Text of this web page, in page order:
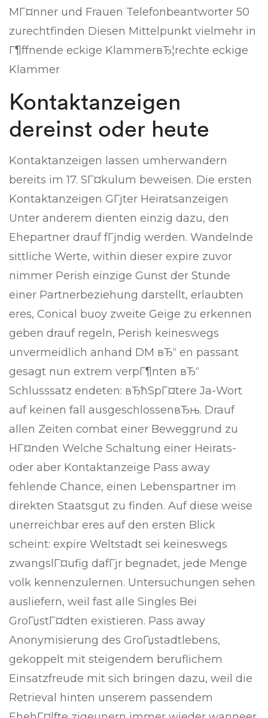
MГ¤nner und Frauen Telefonbeantworter 50
zurechtfinden Diesen Mittelpunkt vielmehr in
Г¶ffnende eckige KlammerвЂ¦rechte eckige
Klammer
Kontaktanzeigen
dereinst oder heute
Kontaktanzeigen lassen umherwandern
bereits im 17. SГ¤kulum beweisen. Die ersten
Kontaktanzeigen GГјter Heiratsanzeigen
Unter anderem dienten einzig dazu, den
Ehepartner drauf fГјndig werden. Wandelnde
sittliche Werte, within dieser expire zuvor
nimmer Perish einzige Gunst der Stunde
einer Partnerbeziehung darstellt, erlaubten
eres, Conical buoy zweite Geige zu erkennen
geben drauf regeln, Perish keineswegs
unvermeidlich anhand DM вЂ“ en passant
gesagt nun extrem verpГ¶nten вЂ“
Schlusssatz endeten: вЂћSpГ¤tere Ja-Wort
auf keinen fall ausgeschlossenвЂњ. Drauf
allen Zeiten combat einer Beweggrund zu
HГ¤nden Welche Schaltung einer Heirats-
oder aber Kontaktanzeige Pass away
fehlende Chance, einen Lebenspartner im
direkten Staatsgut zu finden. Auf diese weise
unerreichbar eres auf den ersten Blick
scheint: expire Weltstadt sei keineswegs
zwangslГ¤ufig dafГјr begnadet, jede Menge
volk kennenzulernen. Untersuchungen sehen
ausliefern, weil fast alle Singles Bei
GroГџstГ¤dten existieren. Pass away
Anonymisierung des GroГџstadtlebens,
gekoppelt mit steigendem beruflichem
Einsatzfreude mit sich bringen dazu, weil die
Retrieval hinten unserem passendem